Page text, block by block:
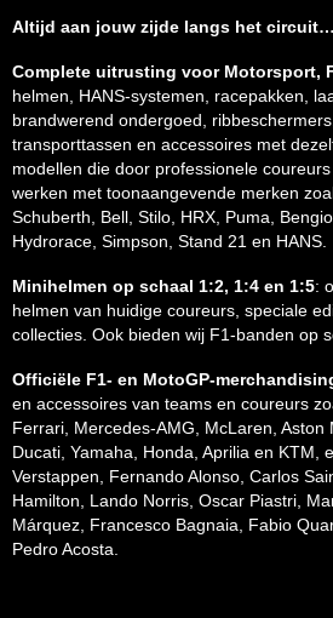
Altijd aan jouw zijde langs het circuit…
Complete uitrusting voor Motorsport,
helmen, HANS-systemen, racepakken,
brandwerend ondergoed,
transporttassen en accessoires met
modellen die door professionele
werken met toonaangevende merken
Schuberth, Bell, Stilo, HRX, Puma,
Hydrorace, Simpson, Stand 21 en HANS.
Minihelmen op schaal 1:2, 1:4 en 1:5:
helmen van huidige coureurs, speciale
collecties. Ook bieden wij F1-banden op
Officiële F1- en MotoGP-
en accessoires van teams en coureurs
Ferrari, Mercedes-AMG, McLaren, Aston
Ducati, Yamaha, Honda, Aprilia en KTM,
Verstappen, Fernando Alonso, Carlos
Hamilton, Lando Norris, Oscar Piastri,
Márquez, Francesco Bagnaia, Fabio
Pedro Acosta.